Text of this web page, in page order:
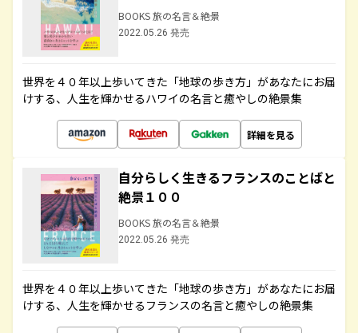
BOOKS 旅の名言＆絶景
2022.05.26 発売
世界を４０年以上歩いてきた「地球の歩き方」があなたにお届
けする、人生を輝かせるハワイの名言と癒やしの絶景集
詳細を見る
自分らしく生きるフランスのことばと
絶景１００
BOOKS 旅の名言＆絶景
2022.05.26 発売
世界を４０年以上歩いてきた「地球の歩き方」があなたにお届
けする、人生を輝かせるフランスの名言と癒やしの絶景集